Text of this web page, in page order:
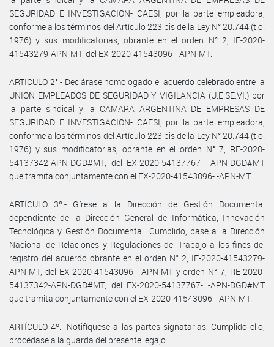
SEGURIDAD E INVESTIGACION- CAESI, por la parte empleadora,
conforme a los términos del Artículo 223 bis de la Ley N° 20.744 (t.o.
1976) y sus modificatorias, obrante en el orden N° 2, IF-2020-
41543279-APN-MT, del EX-2020-41543096- -APN-MT.
ARTICULO 2°.- Declárase homologado el acuerdo celebrado entre la
UNION EMPLEADOS DE SEGURIDAD Y VIGILANCIA (U.E.SE.VI.) por
la parte sindical y la CAMARA ARGENTINA DE EMPRESAS DE
SEGURIDAD E INVESTIGACION- CAESI, por la parte empleadora,
conforme a los términos del Artículo 223 bis de la Ley N° 20.744 (t.o.
1976) y sus modificatorias, obrante en el orden N° 7, RE-2020-
54137342-APN-DGD#MT, del EX-2020-54137767- -APN-DGD#MT
que tramita conjuntamente con el EX-2020-41543096- -APN-MT.
ARTÍCULO 3º.- Gírese a la Dirección de Gestión Documental
dependiente de la Dirección General de Informática, Innovación
Tecnológica y Gestión Documental. Cumplido, pase a la Dirección
Nacional de Relaciones y Regulaciones del Trabajo a los fines del
registro del acuerdo obrante en el orden N° 2, IF-2020-41543279-
APN-MT, del EX-2020-41543096- -APN-MT y orden N° 7, RE-2020-
54137342-APN-DGD#MT, del EX-2020-54137767- -APN-DGD#MT
que tramita conjuntamente con el EX-2020-41543096- -APN-MT.
ARTÍCULO 4º.- Notifíquese a las partes signatarias. Cumplido ello,
procédase a la guarda del presente legajo.